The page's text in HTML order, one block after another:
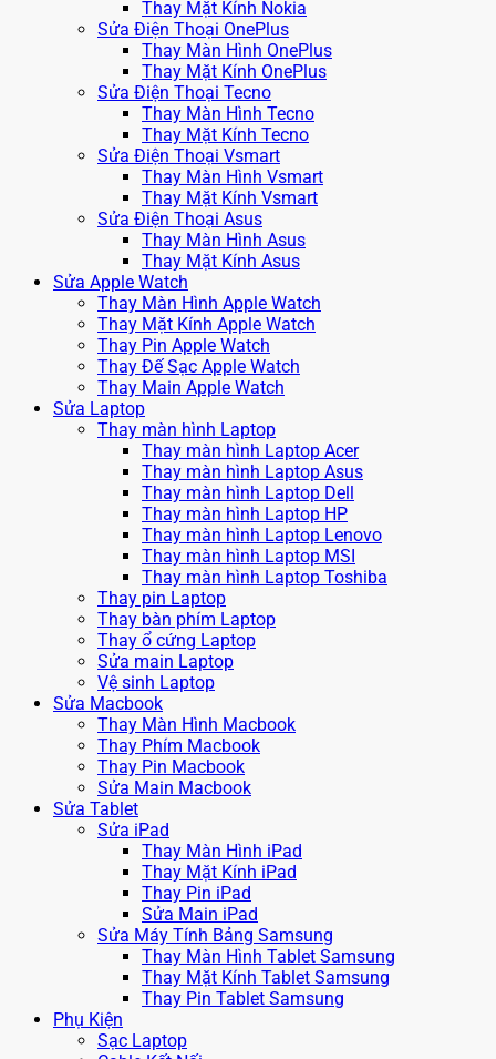
Thay Mặt Kính Nokia
Sửa Điện Thoại OnePlus
Thay Màn Hình OnePlus
Thay Mặt Kính OnePlus
Sửa Điện Thoại Tecno
Thay Màn Hình Tecno
Thay Mặt Kính Tecno
Sửa Điện Thoại Vsmart
Thay Màn Hình Vsmart
Thay Mặt Kính Vsmart
Sửa Điện Thoại Asus
Thay Màn Hình Asus
Thay Mặt Kính Asus
Sửa Apple Watch
Thay Màn Hình Apple Watch
Thay Mặt Kính Apple Watch
Thay Pin Apple Watch
Thay Đế Sạc Apple Watch
Thay Main Apple Watch
Sửa Laptop
Thay màn hình Laptop
Thay màn hình Laptop Acer
Thay màn hình Laptop Asus
Thay màn hình Laptop Dell
Thay màn hình Laptop HP
Thay màn hình Laptop Lenovo
Thay màn hình Laptop MSI
Thay màn hình Laptop Toshiba
Thay pin Laptop
Thay bàn phím Laptop
Thay ổ cứng Laptop
Sửa main Laptop
Vệ sinh Laptop
Sửa Macbook
Thay Màn Hình Macbook
Thay Phím Macbook
Thay Pin Macbook
Sửa Main Macbook
Sửa Tablet
Sửa iPad
Thay Màn Hình iPad
Thay Mặt Kính iPad
Thay Pin iPad
Sửa Main iPad
Sửa Máy Tính Bảng Samsung
Thay Màn Hình Tablet Samsung
Thay Mặt Kính Tablet Samsung
Thay Pin Tablet Samsung
Phụ Kiện
Sạc Laptop